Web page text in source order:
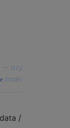
Izzy
źródło
/